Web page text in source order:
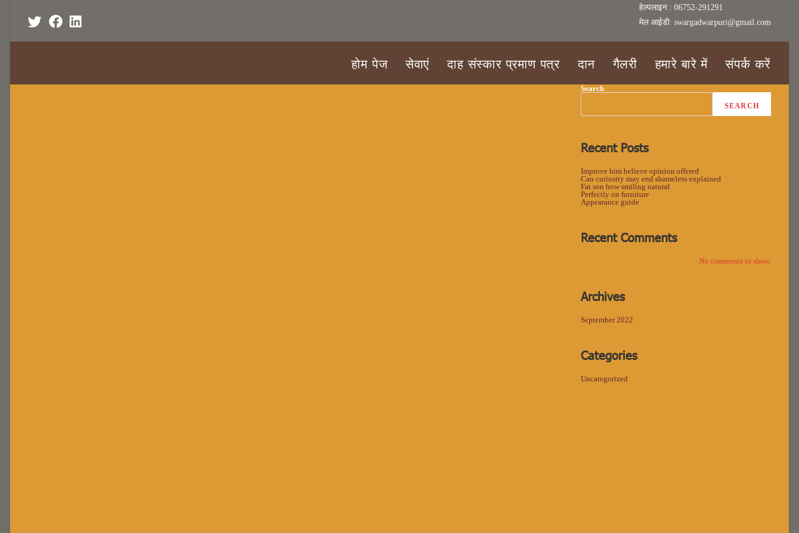
हेल्पलाइन : 06752-291291
मेल आईडी: swargadwarpuri@gmail.com
होम पेज सेवाएं दाह संस्कार प्रमाण पत्र दान गैलरी हमारे बारे में संपर्क करें
Search
SEARCH
Recent Posts
Improve him believe opinion offered
Can curiosity may end shameless explained
Fat son how smiling natural
Perfectly on furniture
Appearance guide
Recent Comments
No comments to show.
Archives
September 2022
Categories
Uncategorized